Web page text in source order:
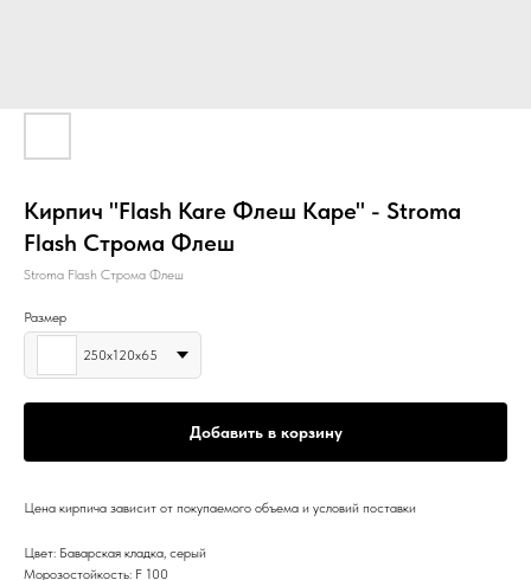
Кирпич "Flash Kare Флеш Каре" - Stroma
Flash Строма Флеш
Stroma Flash Cтрома Флеш
Размер
250х120х65
Добавить в корзину
Цена кирпича зависит от покупаемого объема и условий поставки
Цвет: Баварская кладка, серый
Морозостойкость: F 100